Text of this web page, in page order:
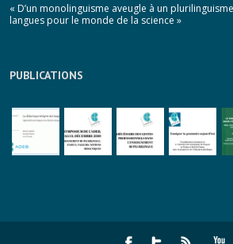
« D’un monolinguisme aveugle à un
langues pour le monde de la science »
PUBLICATIONS